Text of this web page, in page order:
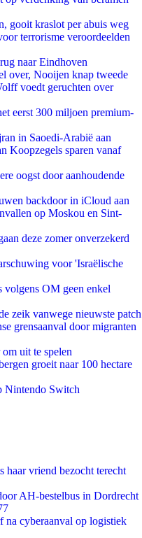
gooit kraslot per abuis weg
terrorisme veroordeelden
naar Eindhoven
over, Nooijen knap tweede
voedt geruchten over
eerst 300 miljoen premium-
in Saoedi-Arabië aan
Koopzegels sparen vanaf
oogst door aanhoudende
backdoor in iCloud aan
op Moskou en Sint-
deze zomer onverzekerd
voor 'Israëlische
volgens OM geen enkel
zeik vanwege nieuwste patch
grensaanval door migranten
uit te spelen
groeit naar 100 hectare
Nintendo Switch
haar vriend bezocht terecht
AH-bestelbus in Dordrecht
cyberaanval op logistiek